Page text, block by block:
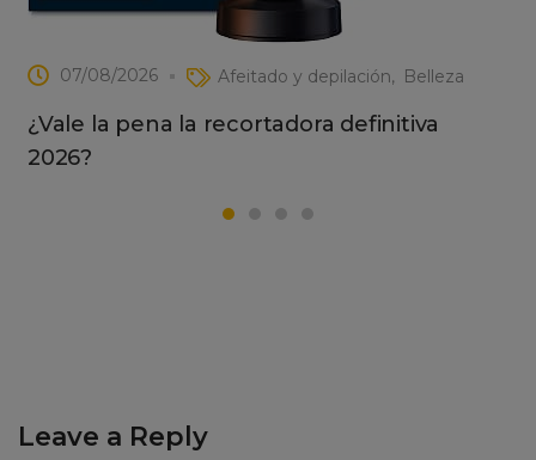
07/08/2026 Afeitado y depilación Belleza
¿Vale la pena la recortadora definitiva
2026?
Leave a Reply